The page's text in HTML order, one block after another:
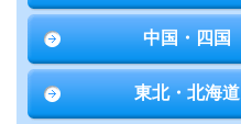
中国・四国
東北・北海道